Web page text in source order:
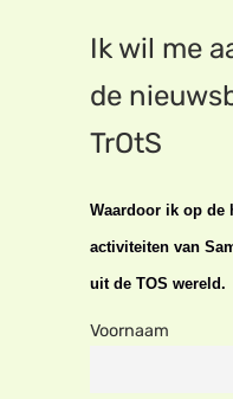
Ik wil me
de
TrOtS
Waardoor ik op de
activiteiten van
uit de TOS wereld.
Voornaam